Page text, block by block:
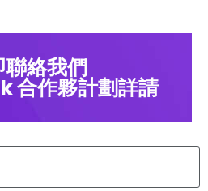
聯絡我們
合作夥計劃詳請